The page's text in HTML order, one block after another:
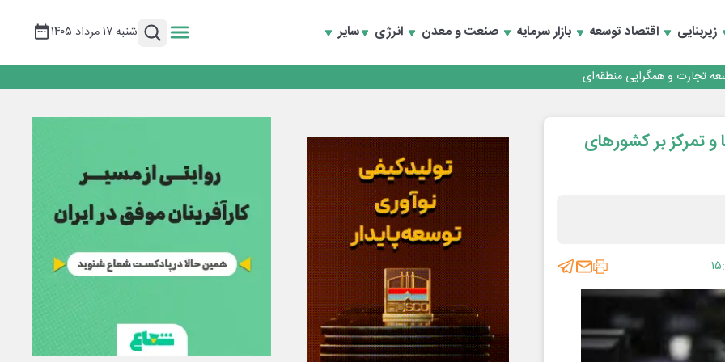
زیربنایی اقتصاد توسعه بازار سرمایه صنعت و معدن انرژی سایر شنبه ۱۷ مرداد ۱۴۰۵
مالی
تجارت و همگرایی منطقه‌ای
مالی
تمرکز بر کشورهای